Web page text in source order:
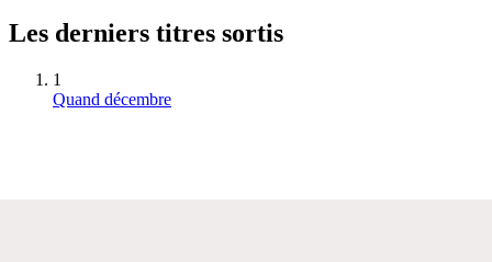
Les derniers titres sortis
1
Quand décembre